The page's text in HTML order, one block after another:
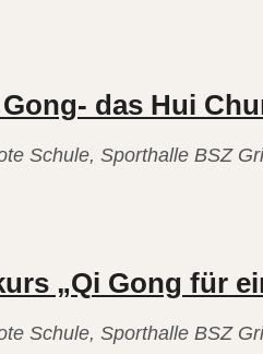
das Hui
Schule, Sporthalle BSZ
„Qi Gong für
Schule, Sporthalle BSZ